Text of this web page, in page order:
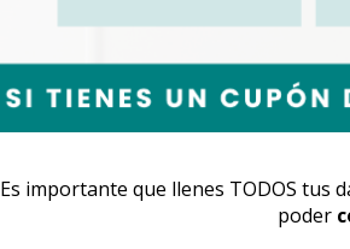
Es importante que llenes TODOS tus
poder